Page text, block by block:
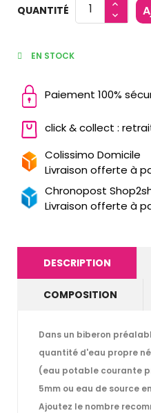
QUANTITÉ
EN STOCK
Paiement 100%
click & collect :
Colissimo Domicile
Livraison offerte à
Chronopost
Livraison offerte à
DESCRIPTION
COMPOSITION
Dans un biberon
quantité d'eau propre
(eau potable courante
5mm ou eau de source
Ajoutez le nombre